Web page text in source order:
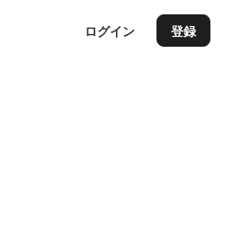
ログイン 登録